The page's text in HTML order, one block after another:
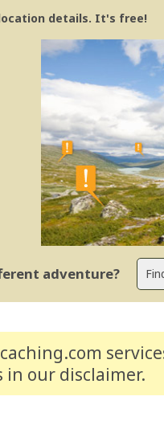
details. It's free!
adventure?
in our disclaimer.